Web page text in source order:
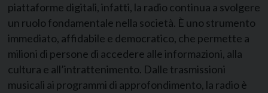
piattaforme digitali, infatti, la radio continua a svolgere
un ruolo fondamentale nella società. È uno strumento
immediato, affidabile e democratico, che permette a
milioni di persone di accedere alle informazioni, alla
cultura e all’intrattenimento. Dalle trasmissioni
musicali ai programmi di approfondimento, la radio è